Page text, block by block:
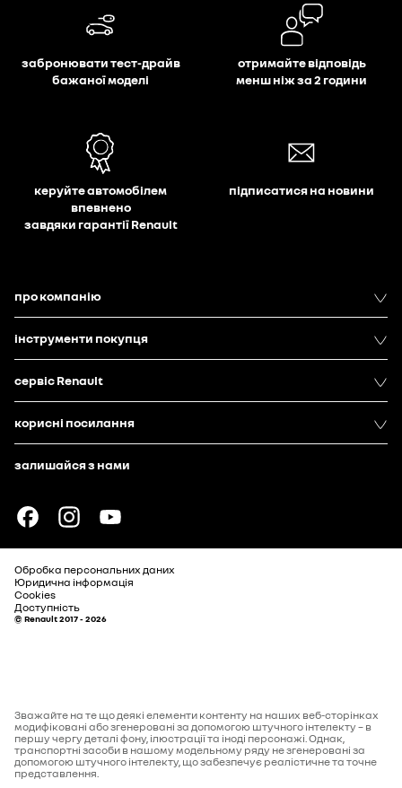
забронювати тест-драйв
бажаної моделі
отримайте відповідь
менш ніж за 2 години
керуйте автомобілем
впевнено
завдяки гарантії Renault
підписатися на новини
про компанію
інструменти покупця
сервіс Renault
корисні посилання
залишайся з нами
Обробка персональних даних
Юридична інформація
Cookies
Доступність
© Renault 2017 - 2026
Зважайте на те що деякі елементи контенту на наших веб-сторінках
модифіковані або згенеровані за допомогою штучного інтелекту – в
першу чергу деталі фону, ілюстрації та іноді персонажі. Однак,
транспортні засоби в нашому модельному ряду не згенеровані за
допомогою штучного інтелекту, що забезпечує реалістичне та точне
представлення.